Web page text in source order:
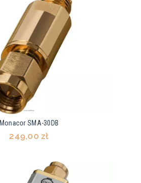
Monacor SMA-30DB
249,00 zł